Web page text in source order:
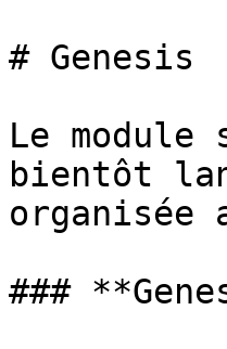
# Genesis
Le module
bientôt
organisée
###